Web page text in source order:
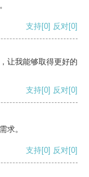
支持[0] 反对[0]
让我能够取得更好的
支持[0] 反对[0]
求。
支持[0] 反对[0]